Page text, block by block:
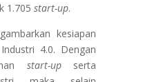
1.705 start-up.
kesiapan
4.0. Dengan
start-upserta